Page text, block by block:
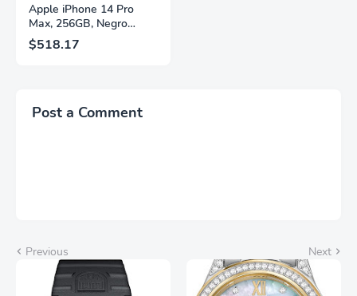
Apple iPhone 14 Pro
Max, 256GB, Negro
Espacial - Desbloqueado
(Renovado)
$518.17
Post a Comment
Previous Next